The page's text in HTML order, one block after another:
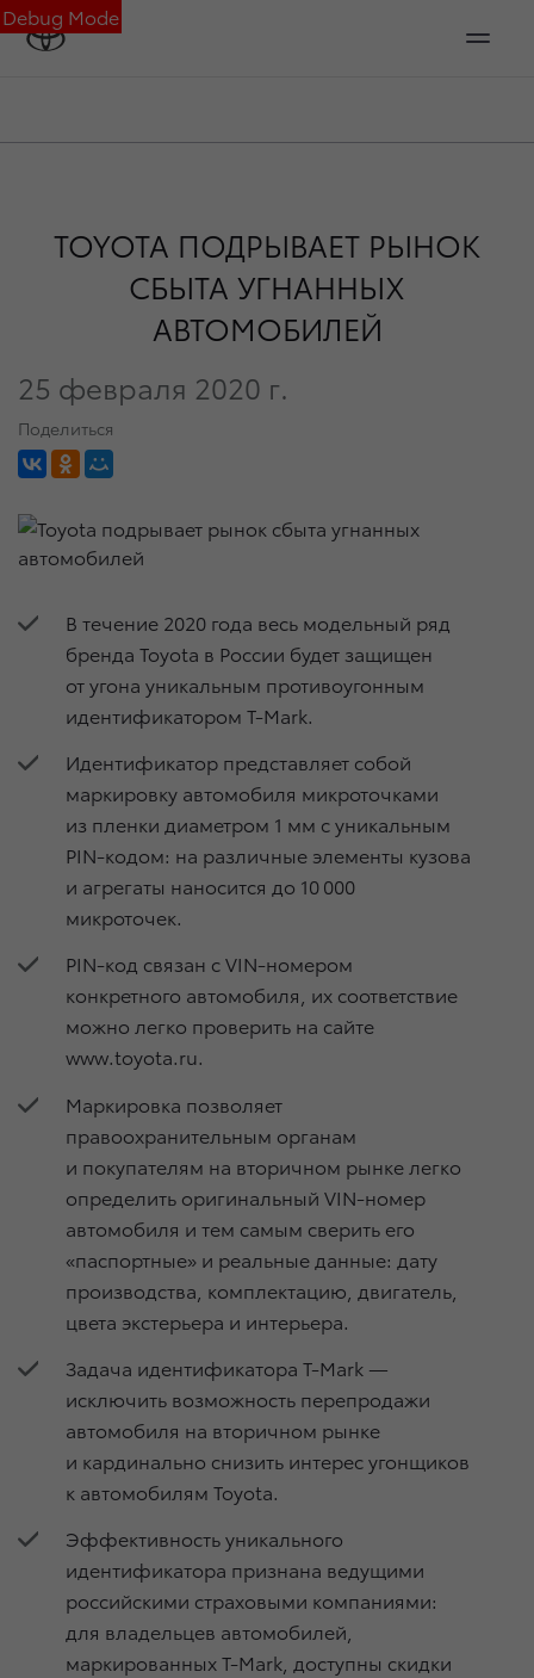
Debug Mode
TOYOTA ПОДРЫВАЕТ РЫНОК
СБЫТА УГНАННЫХ
АВТОМОБИЛЕЙ
25 февраля 2020 г.
Поделиться
В течение 2020 года весь модельный ряд
бренда Toyota в России будет защищен
от угона уникальным противоугонным
идентификатором T-Mark.
Идентификатор представляет собой
маркировку автомобиля микроточками
из пленки диаметром 1 мм с уникальным
PIN-кодом: на различные элементы кузова
и агрегаты наносится до 10 000
микроточек.
PIN-код связан с VIN-номером
конкретного автомобиля, их соответствие
можно легко проверить на сайте
www.toyota.ru.
Маркировка позволяет
правоохранительным органам
и покупателям на вторичном рынке легко
определить оригинальный VIN-номер
автомобиля и тем самым сверить его
«паспортные» и реальные данные: дату
производства, комплектацию, двигатель,
цвета экстерьера и интерьера.
Задача идентификатора T-Mark —
исключить возможность перепродажи
автомобиля на вторичном рынке
и кардинально снизить интерес угонщиков
к автомобилям Toyota.
Эффективность уникального
идентификатора признана ведущими
российскими страховыми компаниями:
для владельцев автомобилей,
маркированных T-Mark, доступны скидки